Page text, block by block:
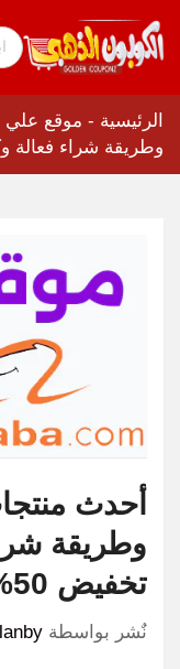
الرئيسية - موقع علي
وطريقة شراء فعالة
أحدث
وطريقة
تخفيض 50%
نٌشر بواسطة